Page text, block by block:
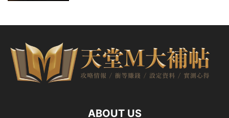
ABOUT US